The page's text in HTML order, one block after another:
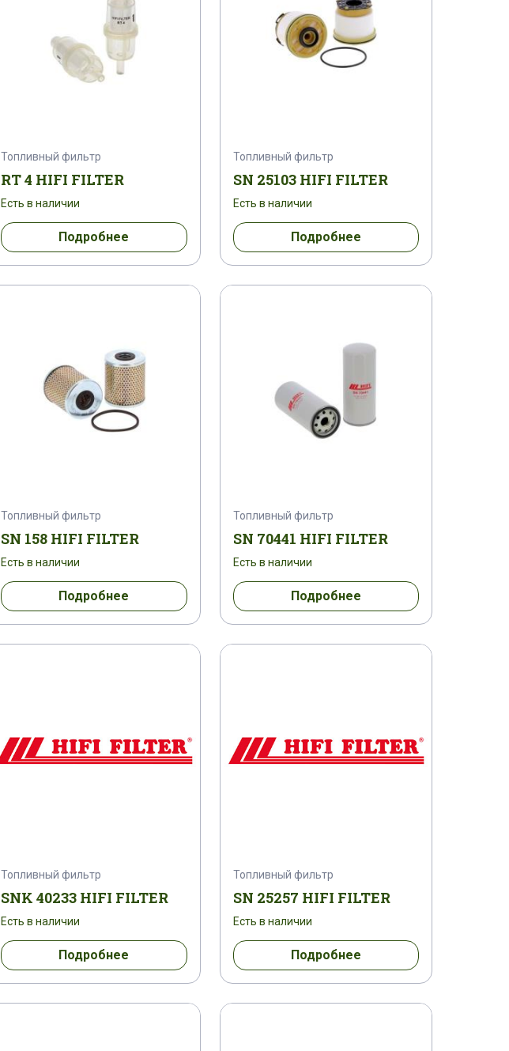
Топливный фильтр
RT 4 HIFI FILTER
Есть в наличии
Подробнее
Топливный фильтр
SN 25103 HIFI FILTER
Есть в наличии
Подробнее
Топливный фильтр
SN 158 HIFI FILTER
Есть в наличии
Подробнее
Топливный фильтр
SN 70441 HIFI FILTER
Есть в наличии
Подробнее
Топливный фильтр
SNK 40233 HIFI FILTER
Есть в наличии
Подробнее
Топливный фильтр
SN 25257 HIFI FILTER
Есть в наличии
Подробнее